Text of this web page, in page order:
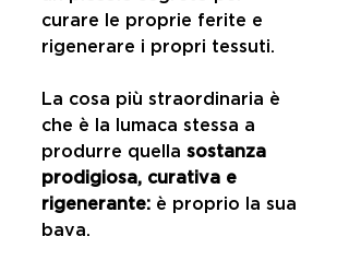
curare le proprie ferite e
rigenerare i propri tessuti.
La cosa più straordinaria è
che è la lumaca stessa a
produrre quella sostanza
prodigiosa, curativa e
rigenerante: è proprio la sua
bava.